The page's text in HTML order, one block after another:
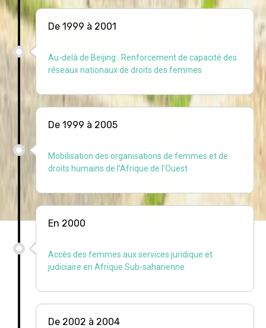
De 1999 à 2001
Au-delà de Beijing : Renforcement de capacité des
réseaux nationaux de droits des femmes
De 1999 à 2005
Mobilisation des organisations de femmes et de
droits humains de l’Afrique de l’Ouest
En 2000
Accès des femmes aux services juridique et
judiciaire en Afrique Sub-saharienne
De 2002 à 2004